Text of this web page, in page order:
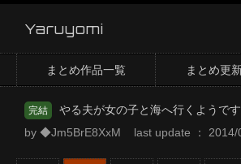
Yaruyomi
まとめ作品一覧 まとめ更
完結
やる夫が女の子と海へ行くようです
by ◆Jm5BrE8XxM last update ： 2014/